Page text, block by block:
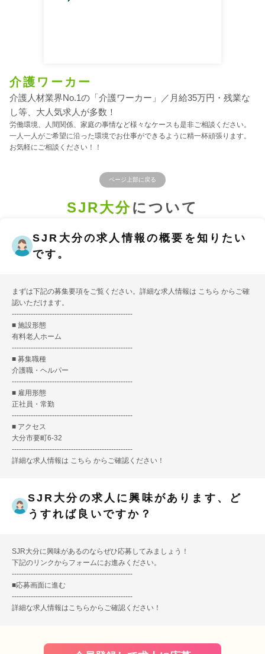
介護ワーカー
介護人材業界No.1の「介護ワーカー」／月給35万円・残業な
し等、大人気求人が多数！
労働環境、人間関係、家庭の事情など様々なケースも是非ご相談ください。
一人一人がご希望に沿った環境でお仕事ができるように精一杯頑張ります。
お気軽にご相談ください！！
ページ上部に戻る
SJR大分について
SJR大分の求人情報の概要を知りたい
です。
まずは下記の募集要項をご覧ください。詳細な求人情報は こちら からご確
認いただけます。
---------------------------------------------------
■ 施設形態
有料老人ホーム
---------------------------------------------------
■ 募集職種
介護職・ヘルパー
---------------------------------------------------
■ 雇用形態
正社員・常勤
---------------------------------------------------
■ アクセス
大分市要町6-32
---------------------------------------------------
詳細な求人情報は こちら からご確認ください！
SJR大分の求人に興味があります、ど
うすれば良いですか？
SJR大分に興味があるのならぜひ応募してみましょう！
下記のリンクからフォームにお進みください。
---------------------------------------------------
■応募画面に進む
---------------------------------------------------
詳細な求人情報はこちらからご確認ください！